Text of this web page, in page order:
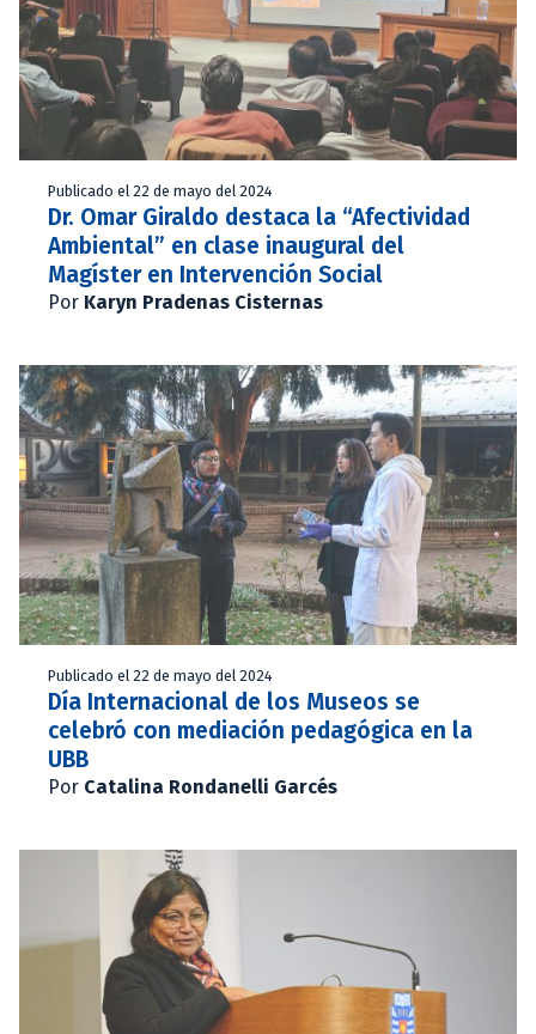
Publicado el 22 de mayo del 2024
Dr. Omar Giraldo destaca la “Afectividad
Ambiental” en clase inaugural del
Magíster en Intervención Social
Por Karyn Pradenas Cisternas
Publicado el 22 de mayo del 2024
Día Internacional de los Museos se
celebró con mediación pedagógica en la
UBB
Por Catalina Rondanelli Garcés